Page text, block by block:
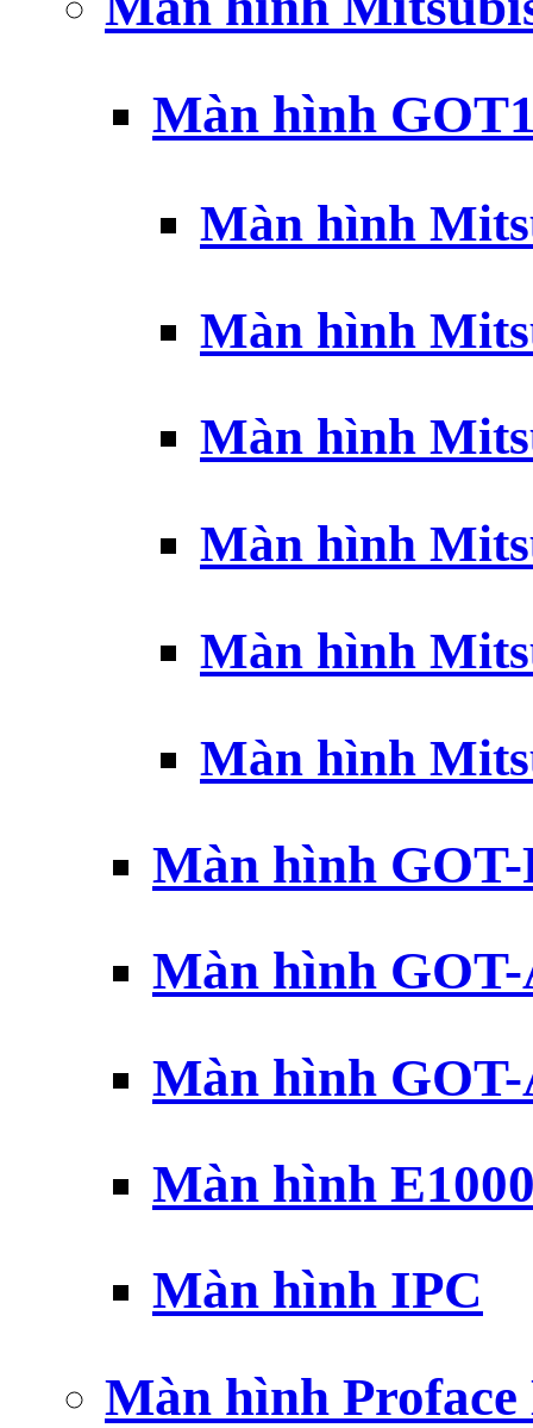
Màn hình
Màn hình
Màn hình
Màn hình
Màn hình
Màn hình
Màn hình
Màn hình GOT-
Màn hình
Màn hình
Màn hình
Màn hình IPC
Màn hình